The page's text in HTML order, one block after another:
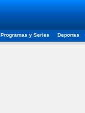
Programas y Series Deportes